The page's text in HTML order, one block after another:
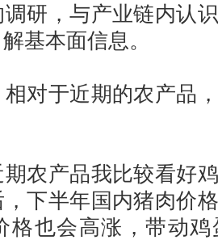
研，与产业链内认
基本面信息。
于近期的农产品，
产品我比较看好鸡
下半年国内猪肉价
格也会高涨，带动